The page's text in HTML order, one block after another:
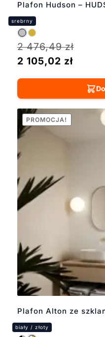
Plafon Hudson –
2 476,49zł
2 105,02 zł
Plafon Alton ze
PROMOCJA!